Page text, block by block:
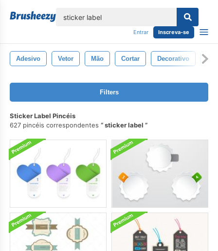
Entrar Inscreva-se
Adesivo Vetor Mão Cortar Decorativo
Filters
Sticker Label Pincéis
627 pincéis correspondentes
sticker label